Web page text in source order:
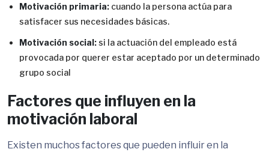
Motivación primaria: cuando la persona actúa para
satisfacer sus necesidades básicas.
Motivación social:si la actuación del empleado está
provocada por querer estar aceptado por un determinado
grupo social
Factores que influyen en la
motivación laboral
Existen muchos factores que pueden influir en la